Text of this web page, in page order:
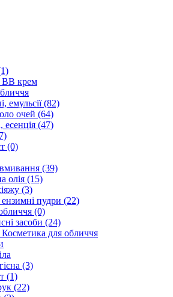
BB крем
емульсії (82)
очей (64)
есенція (47)
(0)
(39)
олія (15)
(3)
ензимні пудри (22)
(0)
засоби (24)
Косметика для обличчя
(3)
(1)
(22)